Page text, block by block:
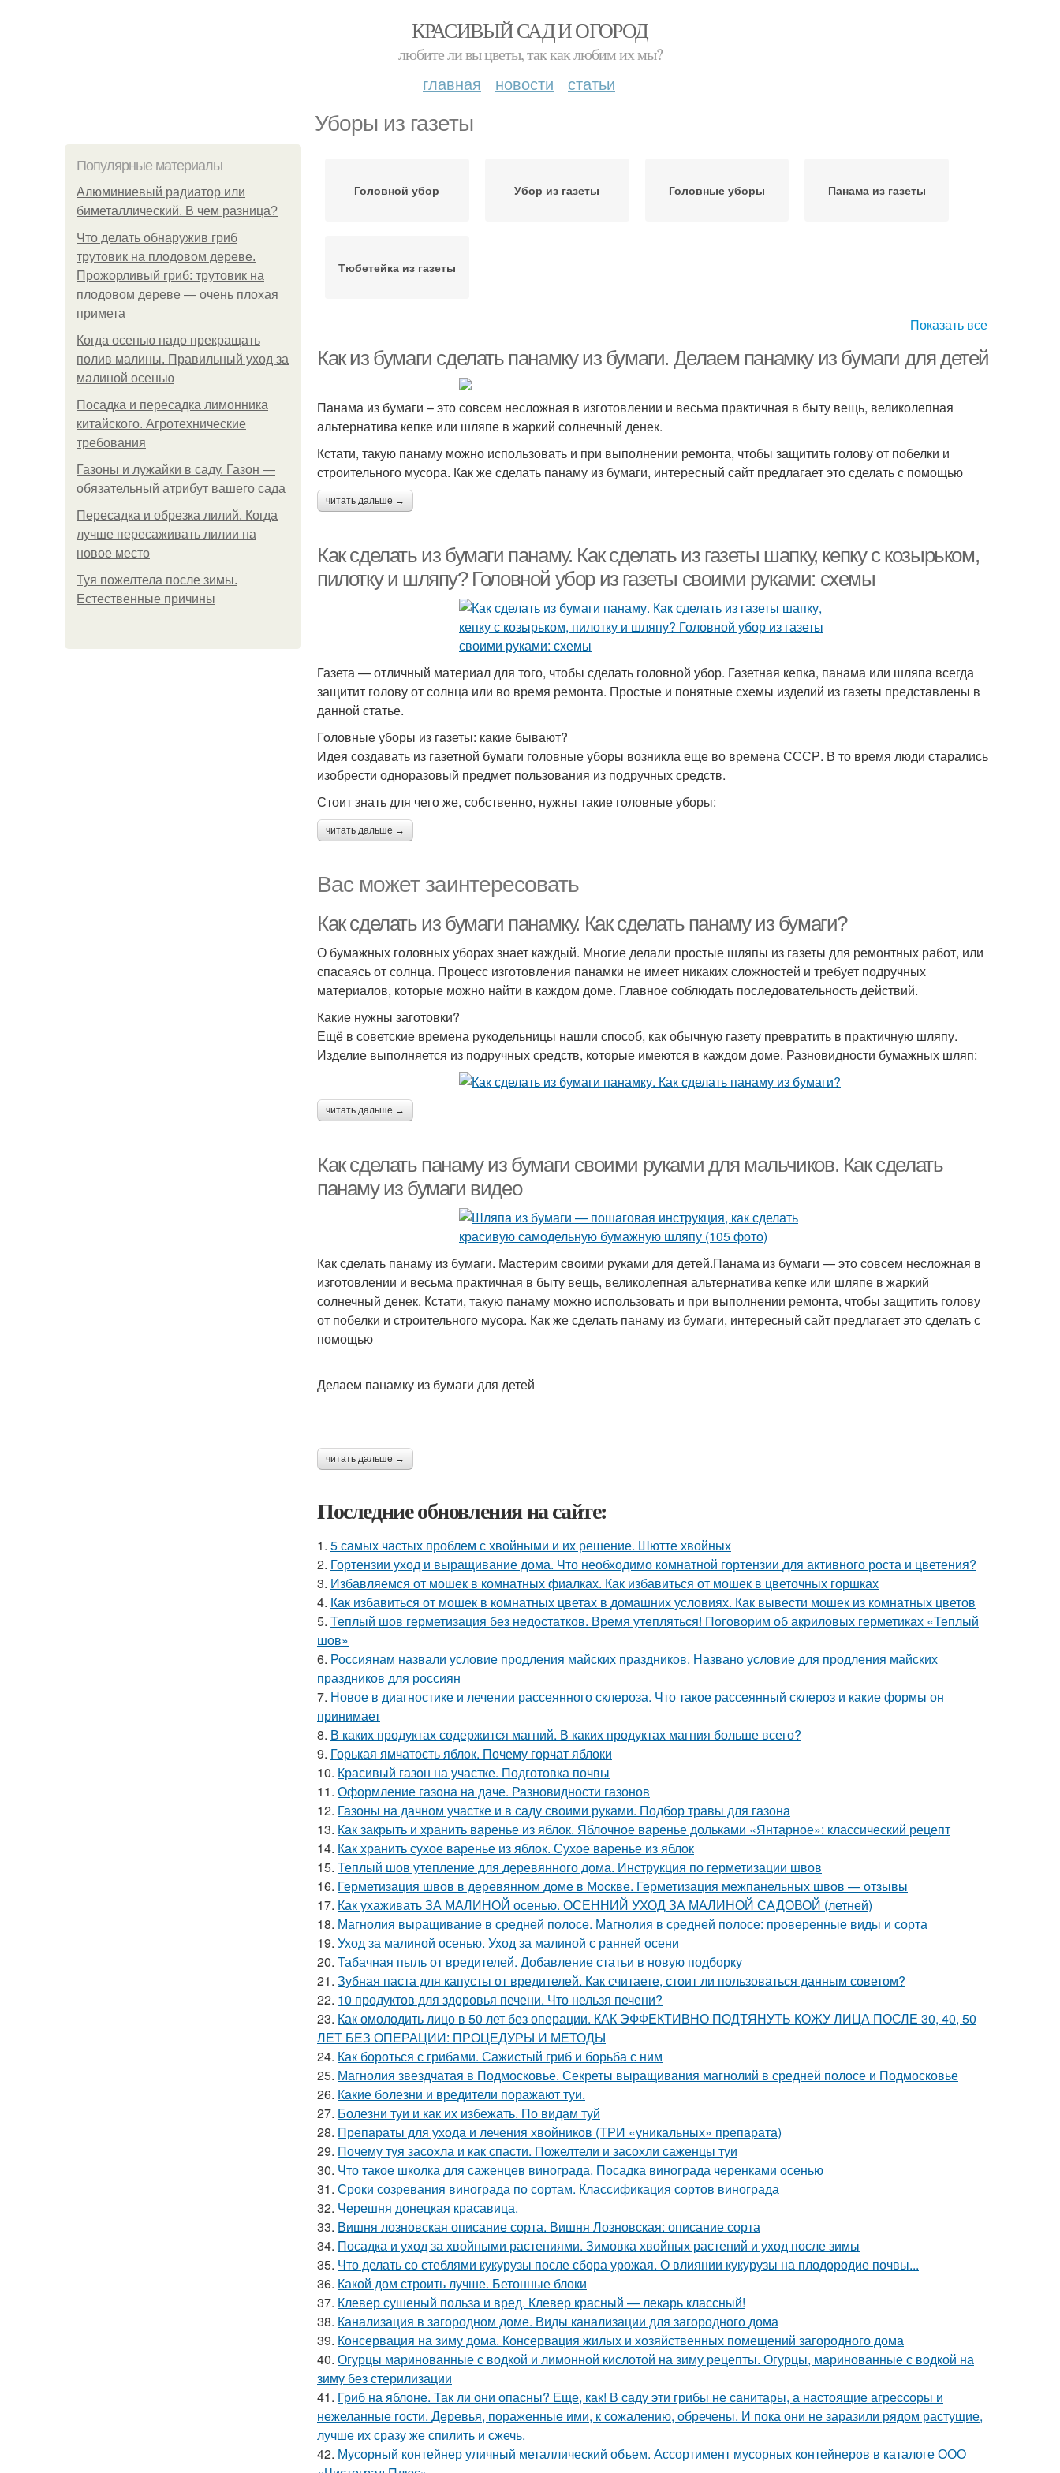
КРАСИВЫЙ САД И ОГОРОД
любите ли вы цветы, так как любим их мы?
главная новости статьи
Уборы из газеты
Популярные материалы
Алюминиевый радиатор или
биметаллический. В чем разница?
Что делать обнаружив гриб
трутовик на плодовом дереве.
Прожорливый гриб: трутовик на
плодовом дереве — очень плохая
примета
Когда осенью надо прекращать
полив малины. Правильный уход за
малиной осенью
Посадка и пересадка лимонника
китайского. Агротехнические
требования
Газоны и лужайки в саду. Газон —
обязательный атрибут вашего сада
Пересадка и обрезка лилий. Когда
лучше пересаживать лилии на
новое место
Туя пожелтела после зимы.
Естественные причины
Головной убор Убор из газеты Головные уборы Панама из газеты
Тюбетейка из газеты
Показать все
Как из бумаги сделать панамку из бумаги. Делаем панамку из бумаги для детей
Панама из бумаги – это совсем несложная в изготовлении и весьма практичная в быту вещь, великолепная
альтернатива кепке или шляпе в жаркий солнечный денек.
Кстати, такую панаму можно использовать и при выполнении ремонта, чтобы защитить голову от побелки и
строительного мусора. Как же сделать панаму из бумаги, интересный сайт предлагает это сделать с помощью
читать дальше →
Как сделать из бумаги панаму. Как сделать из газеты шапку, кепку с козырьком,
пилотку и шляпу? Головной убор из газеты своими руками: схемы
Газета — отличный материал для того, чтобы сделать головной убор. Газетная кепка, панама или шляпа всегда
защитит голову от солнца или во время ремонта. Простые и понятные схемы изделий из газеты представлены в
данной статье.
Головные уборы из газеты: какие бывают?
Идея создавать из газетной бумаги головные уборы возникла еще во времена СССР. В то время люди старались
изобрести одноразовый предмет пользования из подручных средств.
Стоит знать для чего же, собственно, нужны такие головные уборы:
читать дальше →
Вас может заинтересовать
Как сделать из бумаги панамку. Как сделать панаму из бумаги?
О бумажных головных уборах знает каждый. Многие делали простые шляпы из газеты для ремонтных работ, или
спасаясь от солнца. Процесс изготовления панамки не имеет никаких сложностей и требует подручных
материалов, которые можно найти в каждом доме. Главное соблюдать последовательность действий.
Какие нужны заготовки?
Ещё в советские времена рукодельницы нашли способ, как обычную газету превратить в практичную шляпу.
Изделие выполняется из подручных средств, которые имеются в каждом доме. Разновидности бумажных шляп:
читать дальше →
Как сделать панаму из бумаги своими руками для мальчиков. Как сделать
панаму из бумаги видео
Как сделать панаму из бумаги. Мастерим своими руками для детей.Панама из бумаги — это совсем несложная в
изготовлении и весьма практичная в быту вещь, великолепная альтернатива кепке или шляпе в жаркий
солнечный денек. Кстати, такую панаму можно использовать и при выполнении ремонта, чтобы защитить голову
от побелки и строительного мусора. Как же сделать панаму из бумаги, интересный сайт предлагает это сделать с
помощью
Делаем панамку из бумаги для детей
читать дальше →
Последние обновления на сайте:
1. 5 самых частых проблем с хвойными и их решение. Шютте хвойных
2. Гортензии уход и выращивание дома. Что необходимо комнатной гортензии для активного роста и цветения?
3. Избавляемся от мошек в комнатных фиалках. Как избавиться от мошек в цветочных горшках
4. Как избавиться от мошек в комнатных цветах в домашних условиях. Как вывести мошек из комнатных цветов
5. Теплый шов герметизация без недостатков. Время утепляться! Поговорим об акриловых герметиках «Теплый
шов»
6. Россиянам назвали условие продления майских праздников. Названо условие для продления майских
праздников для россиян
7. Новое в диагностике и лечении рассеянного склероза. Что такое рассеянный склероз и какие формы он
принимает
8. В каких продуктах содержится магний. В каких продуктах магния больше всего?
9. Горькая ямчатость яблок. Почему горчат яблоки
10. Красивый газон на участке. Подготовка почвы
11. Оформление газона на даче. Разновидности газонов
12. Газоны на дачном участке и в саду своими руками. Подбор травы для газона
13. Как закрыть и хранить варенье из яблок. Яблочное варенье дольками «Янтарное»: классический рецепт
14. Как хранить сухое варенье из яблок. Сухое варенье из яблок
15. Теплый шов утепление для деревянного дома. Инструкция по герметизации швов
16. Герметизация швов в деревянном доме в Москве. Герметизация межпанельных швов — отзывы
17. Как ухаживать ЗА МАЛИНОЙ осенью. ОСЕННИЙ УХОД ЗА МАЛИНОЙ САДОВОЙ (летней)
18. Магнолия выращивание в средней полосе. Магнолия в средней полосе: проверенные виды и сорта
19. Уход за малиной осенью. Уход за малиной с ранней осени
20. Табачная пыль от вредителей. Добавление статьи в новую подборку
21. Зубная паста для капусты от вредителей. Как считаете, стоит ли пользоваться данным советом?
22. 10 продуктов для здоровья печени. Что нельзя печени?
23. Как омолодить лицо в 50 лет без операции. КАК ЭФФЕКТИВНО ПОДТЯНУТЬ КОЖУ ЛИЦА ПОСЛЕ 30, 40, 50
ЛЕТ БЕЗ ОПЕРАЦИИ: ПРОЦЕДУРЫ И МЕТОДЫ
24. Как бороться с грибами. Сажистый гриб и борьба с ним
25. Магнолия звездчатая в Подмосковье. Секреты выращивания магнолий в средней полосе и Подмосковье
26. Какие болезни и вредители поражают туи.
27. Болезни туи и как их избежать. По видам туй
28. Препараты для ухода и лечения хвойников (ТРИ «уникальных» препарата)
29. Почему туя засохла и как спасти. Пожелтели и засохли саженцы туи
30. Что такое школка для саженцев винограда. Посадка винограда черенками осенью
31. Сроки созревания винограда по сортам. Классификация сортов винограда
32. Черешня донецкая красавица.
33. Вишня лозновская описание сорта. Вишня Лозновская: описание сорта
34. Посадка и уход за хвойными растениями. Зимовка хвойных растений и уход после зимы
35. Что делать со стеблями кукурузы после сбора урожая. О влиянии кукурузы на плодородие почвы...
36. Какой дом строить лучше. Бетонные блоки
37. Клевер сушеный польза и вред. Клевер красный — лекарь классный!
38. Канализация в загородном доме. Виды канализации для загородного дома
39. Консервация на зиму дома. Консервация жилых и хозяйственных помещений загородного дома
40. Огурцы маринованные с водкой и лимонной кислотой на зиму рецепты. Огурцы, маринованные с водкой на
зиму без стерилизации
41. Гриб на яблоне. Так ли они опасны? Еще, как! В саду эти грибы не санитары, а настоящие агрессоры и
нежеланные гости. Деревья, пораженные ими, к сожалению, обречены. И пока они не заразили рядом растущие,
лучше их сразу же спилить и сжечь.
42. Мусорный контейнер уличный металлический объем. Ассортимент мусорных контейнеров в каталоге ООО